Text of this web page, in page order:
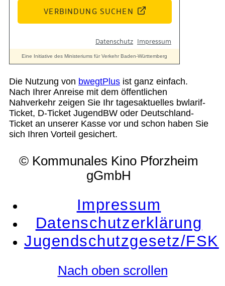
Die Nutzung von bwegtPlus ist ganz einfach.
Nach Ihrer Anreise mit dem öffentlichen
Nahverkehr zeigen Sie Ihr tagesaktuelles bwlarif-
Ticket, D-Ticket JugendBW oder Deutschland-
Ticket an unserer Kasse vor und schon haben Sie
sich Ihren Vorteil gesichert.
© Kommunales Kino Pforzheim
gGmbH
Impressum
Datenschutzerklärung
Jugendschutzgesetz/FSK
Nach oben scrollen